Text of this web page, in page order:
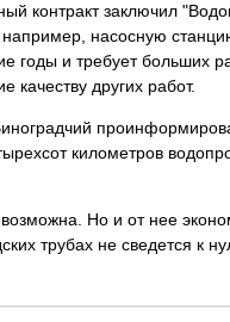
контракт заключил
насосную
годы и требует больших
качеству других работ.
километров
Но и от нее
трубах не сведется к